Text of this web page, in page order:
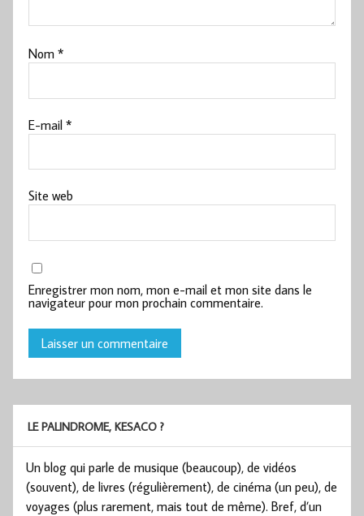
Nom*
E-mail*
Site web
Enregistrer mon nom, mon e-mail et mon site dans le
navigateur pour mon prochain commentaire.
LE PALINDROME, KESACO ?
Un blog qui parle de musique (beaucoup), de vidéos
(souvent), de livres (régulièrement), de cinéma (un peu), de
voyages (plus rarement, mais tout de même). Bref, d’un